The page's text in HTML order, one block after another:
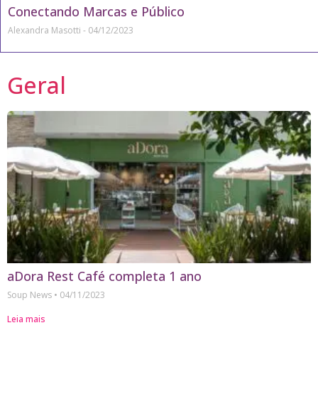
Conectando Marcas e Público
Alexandra Masotti 04/12/2023
Geral
aDora Rest Café completa 1 ano
Soup News
04/11/2023
Leia mais